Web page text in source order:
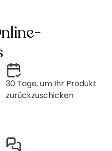
30 Tage, um Ihr Produkt
zurückzuschicken